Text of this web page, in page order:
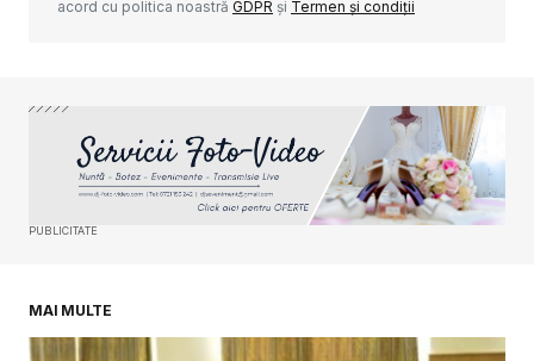
Your E-mail*
acord cu politica noastră GDPR și Termen și condiții
PUBLICITATE
MAI MULTE